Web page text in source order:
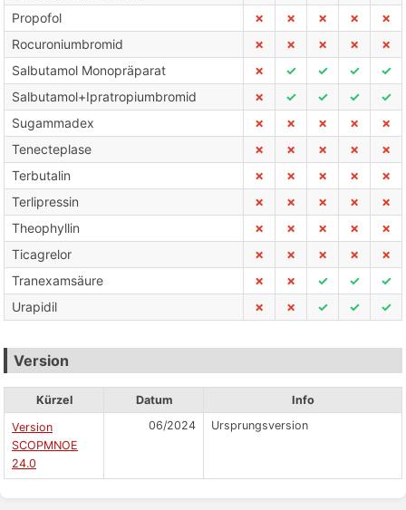
Propofol ✗ ✗ ✗ ✗
✗
Rocuroniumbromid
✗ ✗ ✗ ✗
✗
Salbutamol Monopräparat
✗ ✓ ✓ ✓
✓
Salbutamol+Ipratropiumbromid
✗ ✓ ✓ ✓
✓
Sugammadex
✗ ✗ ✗ ✗
✗
Tenecteplase
✗ ✗ ✗ ✗
✗
Terbutalin
✗ ✗ ✗ ✗
✗
Terlipressin
✗ ✗ ✗ ✗
✗
Theophyllin
✗ ✗ ✗ ✗
✗
Ticagrelor
✗ ✗ ✗ ✗
✗
Tranexamsäure
✗ ✗ ✓ ✓
✓
Urapidil
✗ ✗ ✓ ✓ ✓
Version
Kürzel Datum
Info
Version
SCOPMNOE
24.0
06/2024 Ursprungsversion